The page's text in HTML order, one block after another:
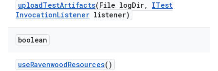
uploadTestArtifacts(File logDir,
ITest
InvocationListener listener)
boolean
useRavenwoodResources()